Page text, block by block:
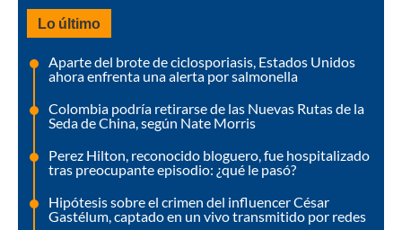
Lo último
Aparte del brote de ciclosporiasis, Estados Unidos
ahora enfrenta una alerta por salmonella
Colombia podría retirarse de las Nuevas Rutas de la
Seda de China, según Nate Morris
Perez Hilton, reconocido bloguero, fue hospitalizado
tras preocupante episodio: ¿qué le pasó?
Hipótesis sobre el crimen del influencer César
Gastélum, captado en un vivo transmitido por redes